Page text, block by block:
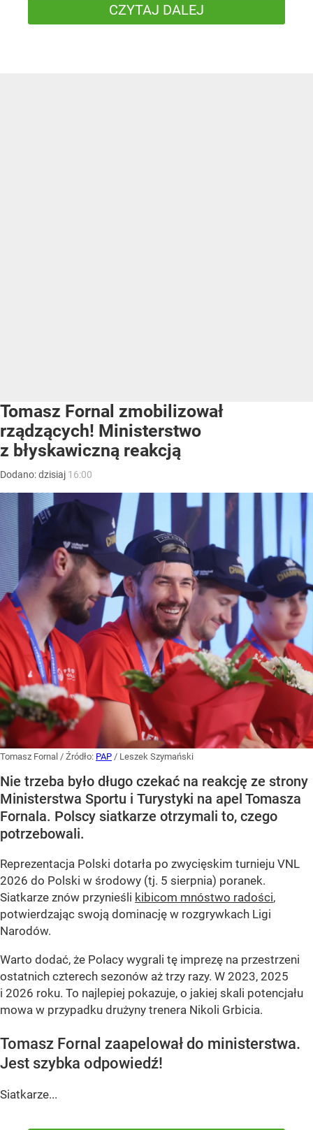
CZYTAJ DALEJ
Tomasz Fornal zmobilizował
rządzących! Ministerstwo
z błyskawiczną reakcją
Dodano:dzisiaj 16:00
Tomasz Fornal / Źródło: PAP / Leszek Szymański
Nie trzeba było długo czekać na reakcję ze strony
Ministerstwa Sportu i Turystyki na apel Tomasza
Fornala. Polscy siatkarze otrzymali to, czego
potrzebowali.
Reprezentacja Polski dotarła po zwycięskim turnieju VNL
2026 do Polski w środowy (tj. 5 sierpnia) poranek.
Siatkarze znów przynieśli kibicom mnóstwo radości,
potwierdzając swoją dominację w rozgrywkach Ligi
Narodów.
Warto dodać, że Polacy wygrali tę imprezę na przestrzeni
ostatnich czterech sezonów aż trzy razy. W 2023, 2025
i 2026 roku. To najlepiej pokazuje, o jakiej skali potencjału
mowa w przypadku drużyny trenera Nikoli Grbicia.
Tomasz Fornal zaapelował do ministerstwa.
Jest szybka odpowiedź!
Siatkarze...